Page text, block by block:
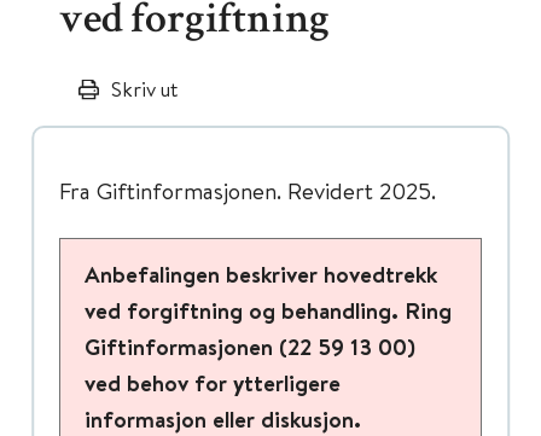
ved forgiftning
Skriv ut
Fra Giftinformasjonen. Revidert 2025.
Anbefalingen beskriver hovedtrekk
ved forgiftning og behandling. Ring
Giftinformasjonen (22 59 13 00)
ved behov for ytterligere
informasjon eller diskusjon.